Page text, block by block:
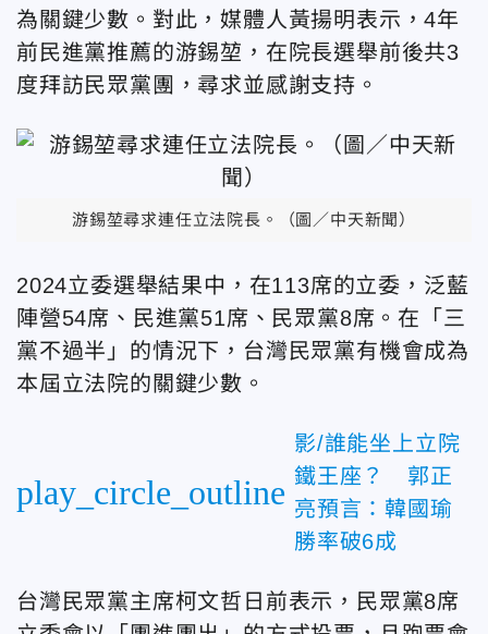
為關鍵少數。對此，媒體人黃揚明表示，4年
前民進黨推薦的游錫堃，在院長選舉前後共3
度拜訪民眾黨團，尋求並感謝支持。
游錫堃尋求連任立法院長。（圖／中天新聞）
2024立委選舉結果中，在113席的立委，泛藍
陣營54席、民進黨51席、民眾黨8席。在「三
黨不過半」的情況下，台灣民眾黨有機會成為
本屆立法院的關鍵少數。
play_circle_outline
影/誰能坐上立院
鐵王座？ 郭正
亮預言：韓國瑜
勝率破6成
台灣民眾黨主席柯文哲日前表示，民眾黨8席